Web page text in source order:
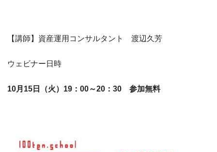
【講師】資産運用コンサルタント 渡辺久芳
ウェビナー日時
10月15日（火）19：00～20：30 参加無料